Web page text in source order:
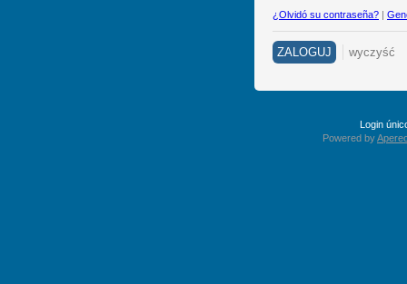
¿Olvidó su contraseña? |
Login
Powered by